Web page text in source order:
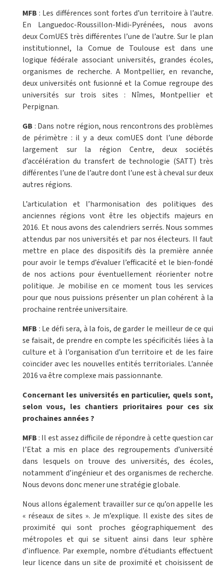
MFB : Les différences sont fortes d’un territoire à l’autre.
En Languedoc-Roussillon-Midi-Pyrénées, nous avons
deux ComUES très différentes l’une de l’autre. Sur le plan
institutionnel, la Comue de Toulouse est dans une
logique fédérale associant universités, grandes écoles,
organismes de recherche. A Montpellier, en revanche,
deux universités ont fusionné et la Comue regroupe des
universités sur trois sites : Nîmes, Montpellier et
Perpignan.
GB : Dans notre région, nous rencontrons des problèmes
de périmètre : il y a deux comUES dont l’une déborde
largement sur la région Centre, deux sociétés
d’accélération du transfert de technologie (SATT) très
différentes l’une de l’autre dont l’une est à cheval sur deux
autres régions.
L’articulation et l’harmonisation des politiques des
anciennes régions vont être les objectifs majeurs en
2016. Et nous avons des calendriers serrés. Nous sommes
attendus par nos universités et par nos électeurs. Il faut
mettre en place des dispositifs dès la première année
pour avoir le temps d’évaluer l’efficacité et le bien-fondé
de nos actions pour éventuellement réorienter notre
politique. Je mobilise en ce moment tous les services
pour que nous puissions présenter un plan cohérent à la
prochaine rentrée universitaire.
MFB : Le défi sera, à la fois, de garder le meilleur de ce qui
se faisait, de prendre en compte les spécificités liées à la
culture et à l’organisation d’un territoire et de les faire
coïncider avec les nouvelles entités territoriales. L’année
2016 va être complexe mais passionnante.
Concernant les universités en particulier, quels sont,
selon vous, les chantiers prioritaires pour ces six
prochaines années ?
MFB: Il est assez difficile de répondre à cette question car
l’Etat a mis en place des regroupements d’université
dans lesquels on trouve des universités, des écoles,
notamment d’ingénieur et des organismes de recherche.
Nous devons donc mener une stratégie globale.
Nous allons également travailler sur ce qu’on appelle les
« réseaux de sites ». Je m’explique. Il existe des sites de
proximité qui sont proches géographiquement des
métropoles et qui se situent ainsi dans leur sphère
d’influence. Par exemple, nombre d’étudiants effectuent
leur licence dans un site de proximité et choisissent de